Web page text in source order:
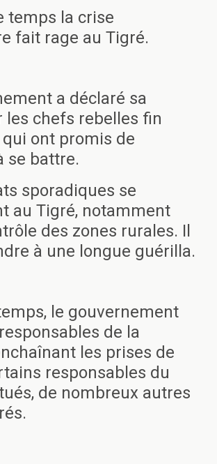
temps la crise
fait rage au Tigré.
a déclaré sa
les chefs rebelles fin
ont promis de
se battre.
sporadiques se
au Tigré, notamment
des zones rurales. Il
à une longue guérilla.
le gouvernement
de la
les prises de
responsables du
de nombreux autres